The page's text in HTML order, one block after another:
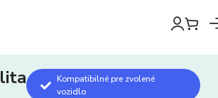
Kompatibilné pre zvolené
vozidlo